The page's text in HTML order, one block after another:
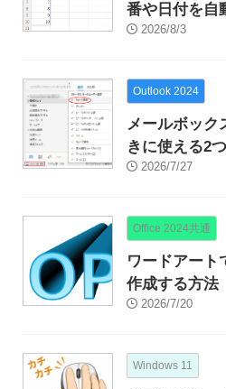
番や日付を自
2026/8/3
Outlook 2024
メールボック
きに使える2
2026/7/27
Office 2024共通
ワードアート
作成する方法
2026/7/20
Windows 11